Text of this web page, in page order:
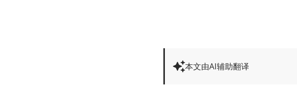
本文由AI辅助翻译